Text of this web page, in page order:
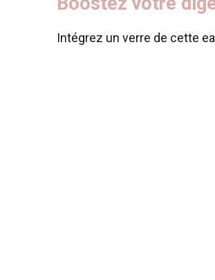
Intégrez un verre de cette